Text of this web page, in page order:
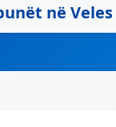
në Veles